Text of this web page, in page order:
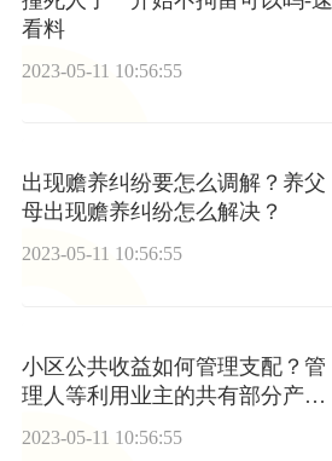
看料
2023-05-11 10:56:55
出现赡养纠纷要怎么调解？养父
母出现赡养纠纷怎么解决？
2023-05-11 10:56:55
小区公共收益如何管理支配？管
理人等利用业主的共有部分产生
2023-05-11 10:56:55